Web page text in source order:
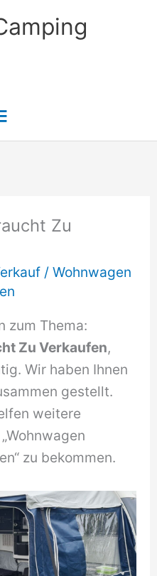
Zu
/Wohnwagen
zum Thema:
Zu Verkaufen,
Wir haben Ihnen
gestellt.
weitere
zu bekommen.